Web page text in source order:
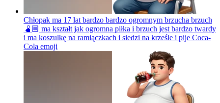
Chłopak ma 17 lat bardzo bardzo ogromnym brzucha brzuch
🫄🏼 ma kształt jak ogromna piłka i brzuch jest bardzo twardy
i ma koszulkę na ramiączkach i siedzi na krześle i pije Coca-
Cola emoji